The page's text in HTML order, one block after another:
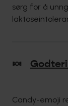
sørg for å
🍬
Candy-emoji